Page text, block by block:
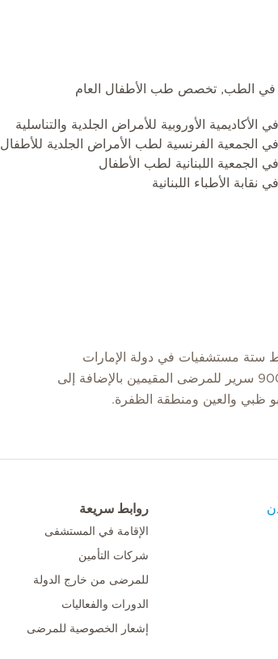
في الطب, تخصص طب الأطفال العام
الأكاديمية الأوروبية للأمراض الجلدية والتناسلية
الجمعية الفرنسية لطب الأمراض الجلدية للأطفال
الجمعية اللبنانية لطب الأطفال
نقابة الأطباء اللبنانية
ستة مستشفيات في دولة الإمارات
العربية المتحدة مع أكثر من 900 سرير للمرضى المقيمين بالإضافة إلى
روابط سريعة
الإقامة في المستشفى
شركات التأمين
للمرضى من خارج الدولة
الدورات والفعاليات
إشعار الخصوصية للمرضى